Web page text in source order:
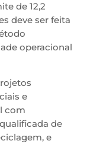
de 12,2
deve ser feita
operacional
e
com
de
e